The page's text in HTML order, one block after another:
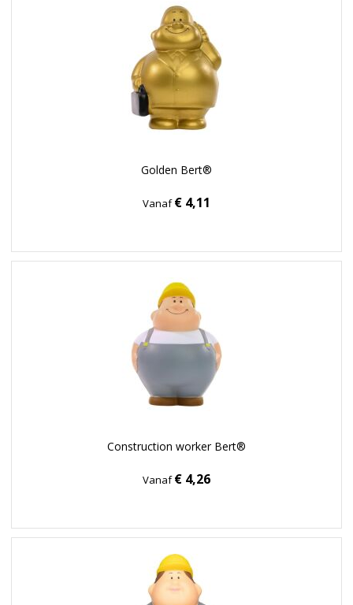
Golden Bert®
Vanaf€ 4,11
Construction worker Bert®
Vanaf€ 4,26